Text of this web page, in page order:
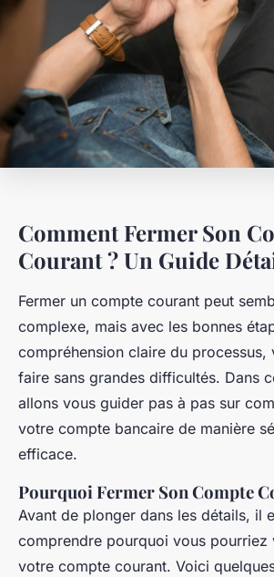
Comment Fermer Son
Courant ? Un Guide
Fermer un compte courant peut
complexe, mais avec les bonnes
compréhension claire du processus,
faire sans grandes difficultés. Dans
allons vous guider pas à pas sur
votre compte bancaire de manière
efficace.
Pourquoi Fermer Son Compte
Avant de plonger dans les détails, il
comprendre pourquoi vous pourriez
votre compte courant. Voici